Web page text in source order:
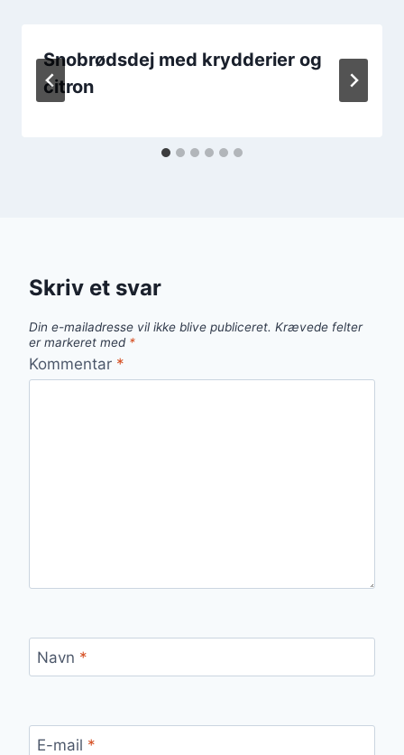
Snobrødsdej med krydderier og
citron
Skriv et svar
Din e-mailadresse vil ikke blive publiceret. Krævede felter
er markeret med *
Kommentar *
Navn *
E-mail *